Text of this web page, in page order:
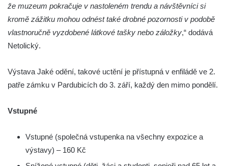
že muzeum pokračuje v nastoleném trendu a návštěvníci si
kromě zážitku mohou odnést také drobné pozornosti v podobě
vlastnoručně vyzdobené látkové tašky nebo záložky,“ dodává
Netolický.
Výstava Jaké odění, takové uctění je přístupná v enfiládě ve 2.
patře zámku v Pardubicích do 3. září, každý den mimo pondělí.
Vstupné
Vstupné (společná vstupenka na všechny expozice a
výstavy) – 160 Kč